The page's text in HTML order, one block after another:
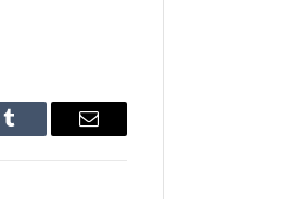
Tumblr Имэйл